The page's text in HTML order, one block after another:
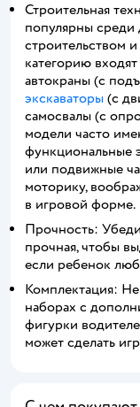
Строительная
популярны среди
строительством
категорию
автокраны (с
экскаваторы (с
самосвалы (с
модели часто
функциональные
или подвижные
моторику,
в игровой форме.
Прочность:
прочная, чтобы
если ребенок
Комплектация:
наборах с
фигурки
может сделать